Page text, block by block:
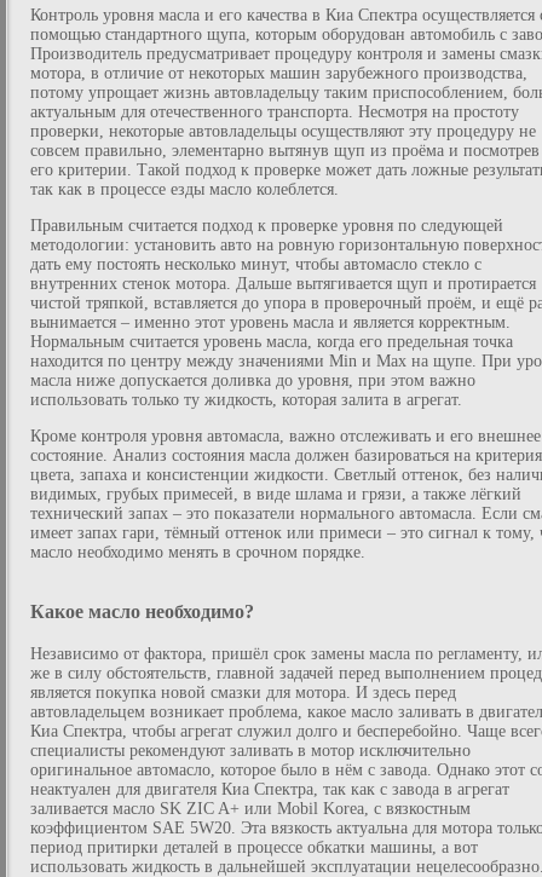
Контроль уровня масла и его качества в Киа Спектра осуществляется
помощью стандартного щупа, которым оборудован автомобиль с
Производитель предусматривает процедуру контроля и замены
мотора, в отличие от некоторых машин зарубежного производства,
потому упрощает жизнь автовладельцу таким приспособлением,
актуальным для отечественного транспорта. Несмотря на простоту
проверки, некоторые автовладельцы осуществляют эту процедуру не
совсем правильно, элементарно вытянув щуп из проёма и
его критерии. Такой подход к проверке может дать ложные
так как в процессе езды масло колеблется.
Правильным считается подход к проверке уровня по следующей
методологии: установить авто на ровную горизонтальную
дать ему постоять несколько минут, чтобы автомасло стекло с
внутренних стенок мотора. Дальше вытягивается щуп и протирается
чистой тряпкой, вставляется до упора в проверочный проём, и ещё
вынимается – именно этот уровень масла и является корректным.
Нормальным считается уровень масла, когда его предельная точка
находится по центру между значениями Min и Max на щупе. При
масла ниже допускается доливка до уровня, при этом важно
использовать только ту жидкость, которая залита в агрегат.
Кроме контроля уровня автомасла, важно отслеживать и его внешнее
состояние. Анализ состояния масла должен базироваться на
цвета, запаха и консистенции жидкости. Светлый оттенок, без
видимых, грубых примесей, в виде шлама и грязи, а также лёгкий
технический запах – это показатели нормального автомасла. Если
имеет запах гари, тёмный оттенок или примеси – это сигнал к тому,
масло необходимо менять в срочном порядке.
Какое масло необходимо?
Независимо от фактора, пришёл срок замены масла по регламенту,
же в силу обстоятельств, главной задачей перед выполнением
является покупка новой смазки для мотора. И здесь перед
автовладельцем возникает проблема, какое масло заливать в
Киа Спектра, чтобы агрегат служил долго и бесперебойно. Чаще
специалисты рекомендуют заливать в мотор исключительно
оригинальное автомасло, которое было в нём с завода. Однако этот
неактуален для двигателя Киа Спектра, так как с завода в агрегат
заливается масло SK ZIC A+ или Mobil Korea, с вязкостным
коэффициентом SAE 5W20. Эта вязкость актуальна для мотора
период притирки деталей в процессе обкатки машины, а вот
использовать жидкость в дальнейшей эксплуатации